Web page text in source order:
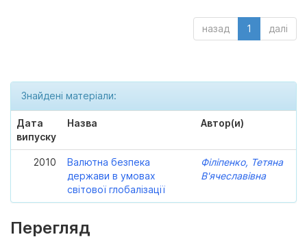
назад 1 далі
Знайдені матеріали:
Дата
випуску
Назва Автор(и)
2010
Валютна безпека
держави в умовах
світової глобалізації
Філіпенко, Тетяна
В'ячеславівна
Перегляд